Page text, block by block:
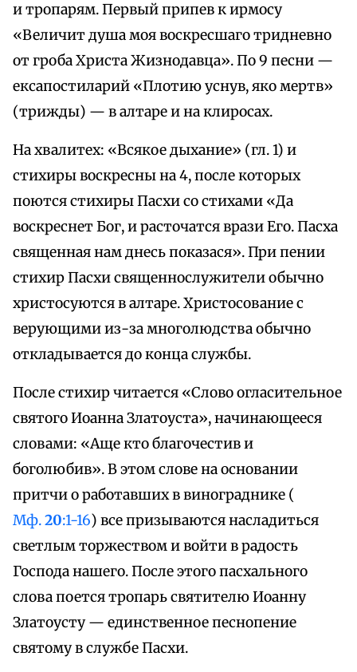
и тропарям. Первый припев к ирмосу
«Величит душа моя воскресшаго тридневно
от гроба Христа Жизнодавца». По 9 песни —
ексапостиларий «Плотию уснув, яко мертв»
(трижды) — в алтаре и на клиросах.
На хвалитех: «Всякое дыхание» (гл. 1) и
стихиры воскресны на 4, после которых
поются стихиры Пасхи со стихами «Да
воскреснет Бог, и расточатся врази Его. Пасха
священная нам днесь показася». При пении
стихир Пасхи священнослужители обычно
христосуются в алтаре. Христосование с
верующими из-за многолюдства обычно
откладывается до конца службы.
После стихир читается «Слово огласительное
святого Иоанна Златоуста», начинающееся
словами: «Аще кто благочестив и
боголюбив». В этом слове на основании
притчи о работавших в винограднике (
Мф.20:1-16) все призываются насладиться
светлым торжеством и войти в радость
Господа нашего. После этого пасхального
слова поется тропарь святителю Иоанну
Златоусту — единственное песнопение
святому в службе Пасхи.